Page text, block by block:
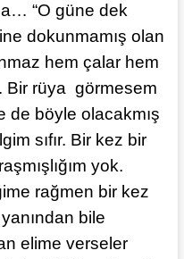
“O güne dek
dokunmamış olan
hem çalar hem
Bir rüya görmesem
de böyle olacakmış
sıfır. Bir kez bir
yok.
rağmen bir kez
bile
elime verseler